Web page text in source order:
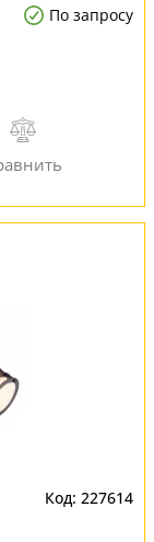
По запросу
227614